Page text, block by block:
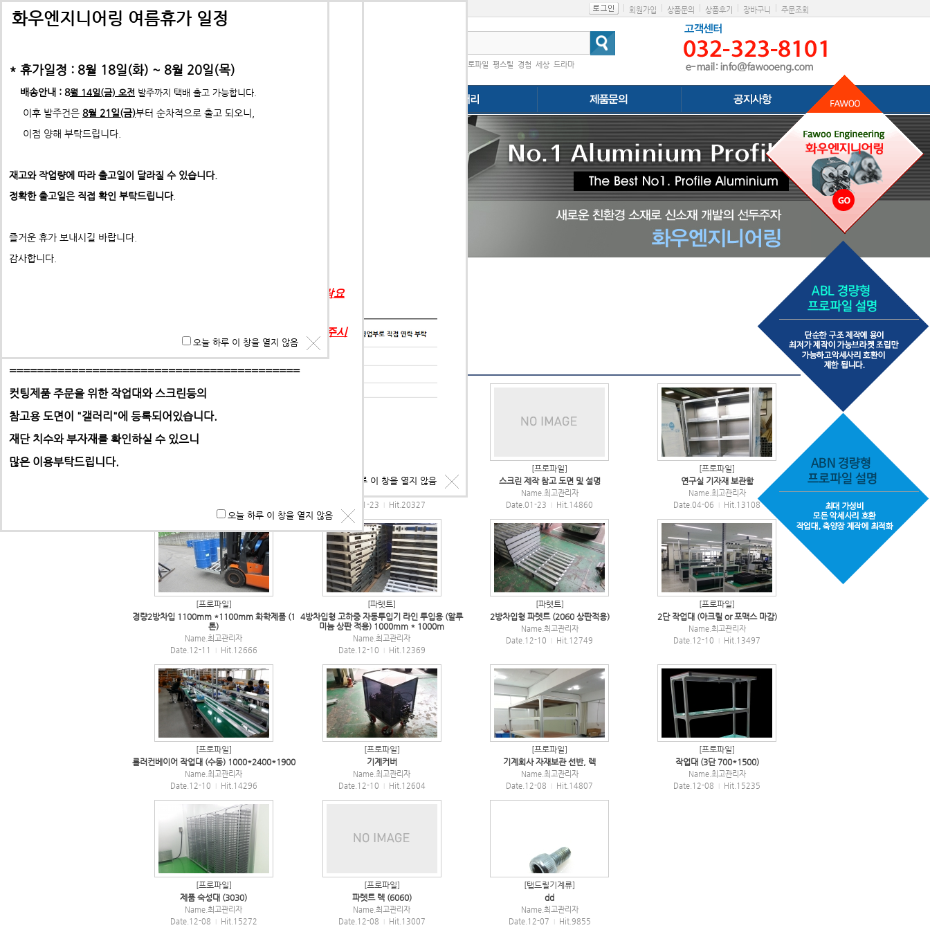
배송비관련 공지사항
*택배사 요청에 따라 선불,착불 동시에 진행이 불가하게 되었습니다.
-수정전 : 주문시 배송비(6,000원) 선불 결제
제품의 수량,무게,길이에 따라 추가요금은 착불진행
- 수정후 : 주문시 배송비(0원)
* 주문결제 단계에서 다시한번 문구 확인하시고
-> 택배요금은 택배사에서 픽업 후 결정합니다.
오늘 하루 이 창을 열지 않음
택배배송관련 공지사항(*필독)
*프로파일 절단길이 2700mm이상 택배발송 불가
* 프로파일 절단길이 2700mm 이상은각 지역 도착영업소에
따라배송이 불가할수도 있습니다. 주문시 참고 부탁드립니다.
ex) 자가수령 및 화물택배,화물차(운임고객부담) 배송가능
**알루미늄판재 및 기타판재 단가 인상 (쇼핑몰주문 및 입금전 연락요
**특히 알루미늄판,PC,아크릴 판재는 필히 사무실로 견적 문의해 주시
==========================================
컷팅제품 주문을 위한 작업대와 스크린등의
참고용 도면이 "갤러리"에 등록되어있습니다.
재단 치수와 부자재를 확인하실 수 있으니
많은 이용부탁드립니다.
오늘 하루 이 창을 열지 않음
화우엔지니어링 여름휴가 일정
* 휴가일정 : 8월 18일(화) ~ 8월 20일(목)
배송안내 : 8월 14일(금) 오전 발주까지 택배 출고 가능합니다.
이후 발주건은 8월 21일(금)부터 순차적으로 출고 되오니,
이점 양해 부탁드립니다.
재고와 작업량에 따라 출고일이 달라질 수 있습니다.
정확한 출고일은 직접 확인 부탁드립니다.
즐거운 휴가 보내시길 바랍니다.
감사합니다.
오늘 하루 이 창을 열지 않음
회원가입 상품문의 상품후기 장바구니 주문조회
프로파일 평스틸 경첩 세상 드라마
전체 프로파일 판재 탭드릴기계류 파렛트
프로파일 작업대 타입과 참고용 도면
Date.01-23
Hit.20327
[프로파일]
스크린 제작 참고 도면 및 설명
Name. 최고관리자
Date.01-23
Hit.14860
[프로파일]
연구실 기자재 보관함
Name. 최고관리자
Date.04-06
Hit.13108
[프로파일]
경량2방차입 1100mm *1100mm 화학제품 (1
톤)
Name. 최고관리자
Date.12-11
Hit.12666
[파렛트]
4방차입형 고하중 자동투입기 라인 투입용 (알루
미늄 상판 적용) 1000mm * 1000m
Name. 최고관리자
Date.12-10
Hit.12369
[파렛트]
2방차입형 파렛트 (2060 상판적용)
Name. 최고관리자
Date.12-10
Hit.12749
[프로파일]
2단 작업대 (아크릴 or 포맥스 마감)
Name. 최고관리자
Date.12-10
Hit.13497
[프로파일]
롤러컨베이어 작업대 (수동) 1000*2400*1900
Name. 최고관리자
Date.12-10
Hit.14296
[프로파일]
기계커버
Name. 최고관리자
Date.12-10
Hit.12604
[프로파일]
기계회사 자재보관 선반, 렉
Name. 최고관리자
Date.12-08
Hit.14807
[프로파일]
작업대 (3단 700*1500)
Name. 최고관리자
Date.12-08
Hit.15235
[프로파일]
제품 숙성대 (3030)
Name. 최고관리자
Date.12-08
Hit.15272
[프로파일]
파렛트 렉 (6060)
Name. 최고관리자
Date.12-08
Hit.13007
[탭드릴기계류]
dd
Name. 최고관리자
Date.12-07
Hit.9855